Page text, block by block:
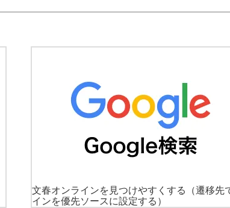
文春オンラインを見つけやすくする
（遷移
インを優先ソースに設定する）